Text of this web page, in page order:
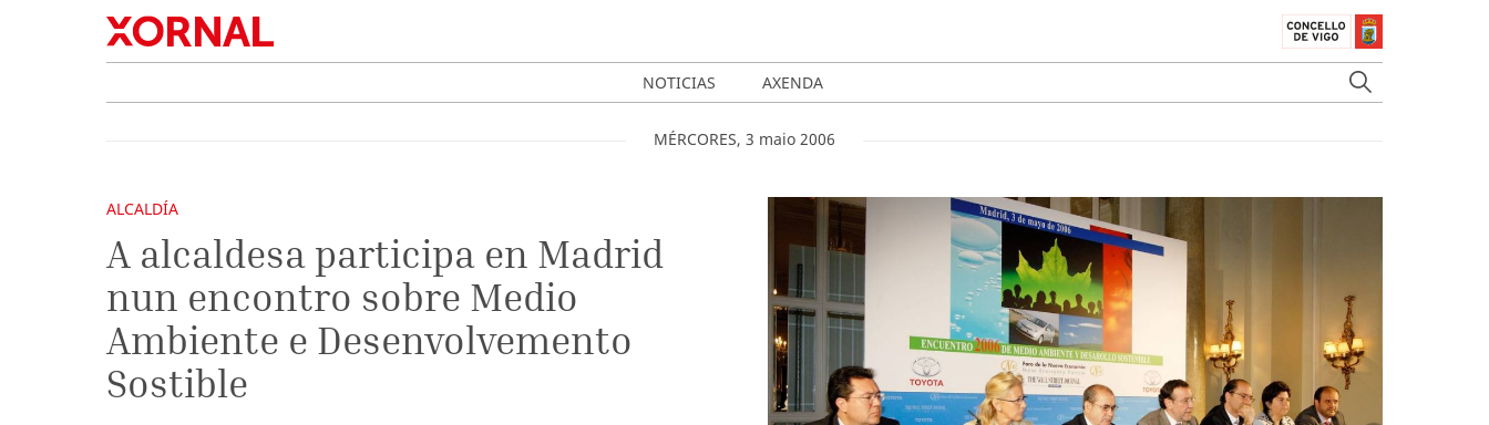
NOTICIAS AXENDA
MÉRCORES, 3 maio 2006
ALCALDÍA
A alcaldesa participa en Madrid
nun encontro sobre Medio
Ambiente e Desenvolvemento
Sostible